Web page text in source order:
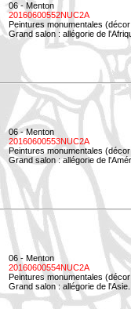
06 - Menton
20160600552NUC2A
Peintures monumentales
Grand salon : allégorie de
06 - Menton
20160600553NUC2A
Peintures monumentales
Grand salon : allégorie de
06 - Menton
20160600554NUC2A
Peintures monumentales
Grand salon : allégorie de l'Asie.